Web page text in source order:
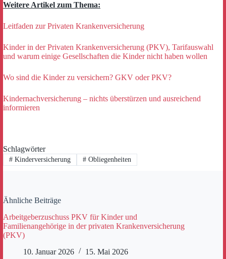
Weitere Artikel zum Thema:
Leitfaden zur Privaten Krankenversicherung
Kinder in der Privaten Krankenversicherung (PKV), Tarifauswahl
und warum einige Gesellschaften die Kinder nicht haben wollen
Wo sind die Kinder zu versichern? GKV oder PKV?
Kindernachversicherung – nichts überstürzen und ausreichend
informieren
Schlagwörter
#Kinderversicherung #Obliegenheiten
Ähnliche Beiträge
Arbeitgeberzuschuss PKV für Kinder und
Familienangehörige in der privaten Krankenversicherung
(PKV)
10. Januar 2026
15. Mai 2026